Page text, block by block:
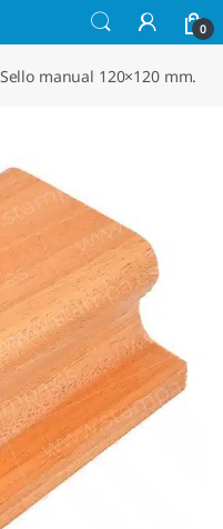
0
Sello manual 120×120 mm.